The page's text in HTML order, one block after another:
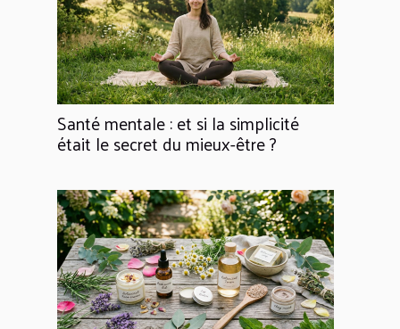
Santé mentale : et si la simplicité
était le secret du mieux-être ?